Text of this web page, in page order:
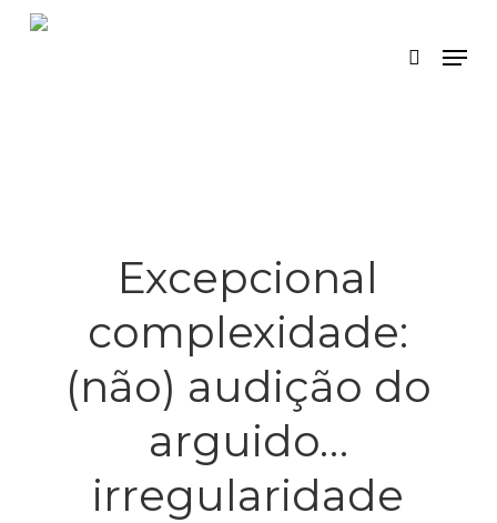
Skip
search
Menu
Excepcional
complexidade:
(não) audição do
arguido…
irregularidade